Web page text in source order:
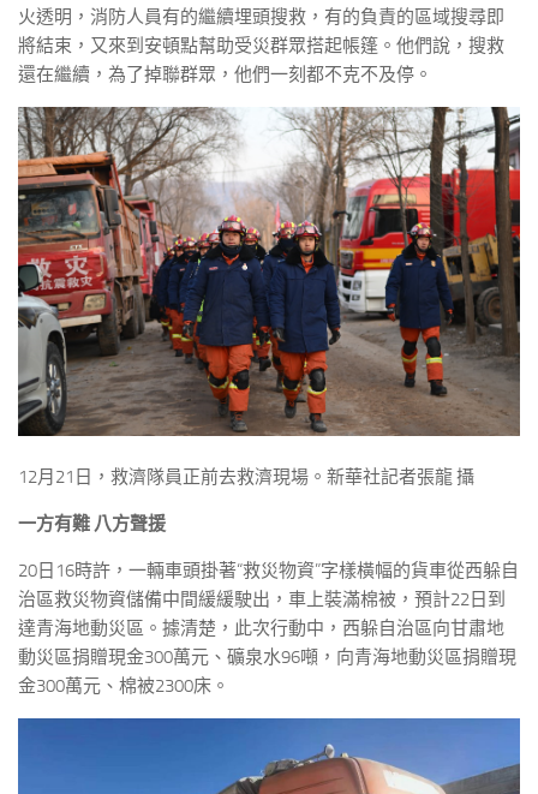
火透明，消防人員有的繼續埋頭搜救，有的負責的區域搜尋即
將結束，又來到安頓點幫助受災群眾搭起帳篷。他們說，搜救
還在繼續，為了掉聯群眾，他們一刻都不克不及停。
12月21日，救濟隊員正前去救濟現場。新華社記者張龍 攝
一方有難 八方聲援
20日16時許，一輛車頭掛著“救災物資”字樣橫幅的貨車從西躲自
治區救災物資儲備中間緩緩駛出，車上裝滿棉被，預計22日到
達青海地動災區。據清楚，此次行動中，西躲自治區向甘肅地
動災區捐贈現金300萬元、礦泉水96噸，向青海地動災區捐贈現
金300萬元、棉被2300床。